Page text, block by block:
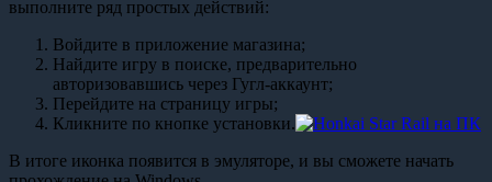
выполните ряд простых действий:
Войдите в приложение магазина;
Найдите игру в поиске, предварительно
авторизовавшись через Гугл-аккаунт;
Перейдите на страницу игры;
Кликните по кнопке установки.
В итоге иконка появится в эмуляторе, и вы сможете начать